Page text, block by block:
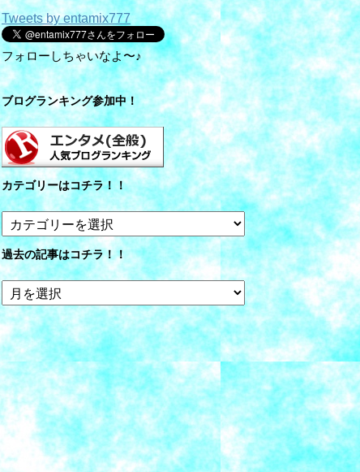
Tweets by entamix777
フォローしちゃいなよ〜♪
ブログランキング参加中！
カテゴリーはコチラ！！
テ
ゴ
リ
ー
は
コ
チ
ラ！！
過去の記事はコチラ！！
過
去
の
記
事
は
コ
チ
ラ！！